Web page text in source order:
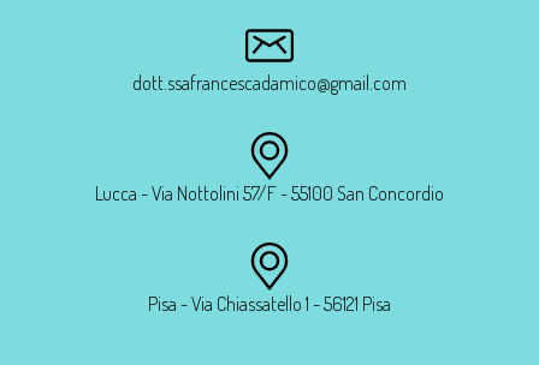
dott.ssafrancescadamico@gmail.com
Lucca - Via Nottolini 57/F - 55100 San Concordio
Pisa - Via Chiassatello 1 - 56121 Pisa